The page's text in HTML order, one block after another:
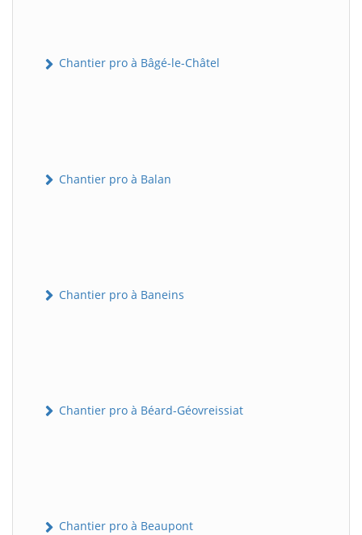
Chantier pro à Bâgé-le-Châtel
Chantier pro à Balan
Chantier pro à Baneins
Chantier pro à Béard-Géovreissiat
Chantier pro à Beaupont